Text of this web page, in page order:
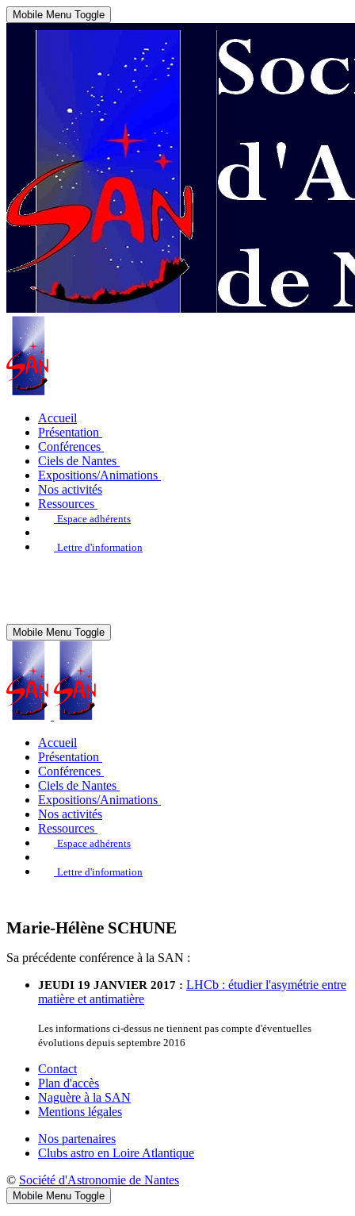
Mobile Menu Toggle
Accueil
Présentation
Conférences
Ciels de Nantes
Expositions/Animations
Nos activités
Ressources
Espace adhérents
Lettre d'information
Mobile Menu Toggle
Accueil
Présentation
Conférences
Ciels de Nantes
Expositions/Animations
Nos activités
Ressources
Espace adhérents
Lettre d'information
Marie-Hélène SCHUNE
Sa précédente conférence à la SAN :
JEUDI 19 JANVIER 2017 : LHCb : étudier l'asymétrie entre
matière et antimatière
Les informations ci-dessus ne tiennent pas compte d'éventuelles
évolutions depuis septembre 2016
Contact
Plan d'accès
Naguère à la SAN
Mentions légales
Nos partenaires
Clubs astro en Loire Atlantique
© Société d'Astronomie de Nantes
Mobile Menu Toggle